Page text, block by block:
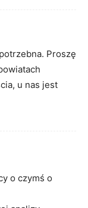
Proszę
u nas jest
o czymś o